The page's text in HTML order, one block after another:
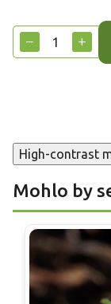
cena:
+
−
High-contrast
Mohlo by